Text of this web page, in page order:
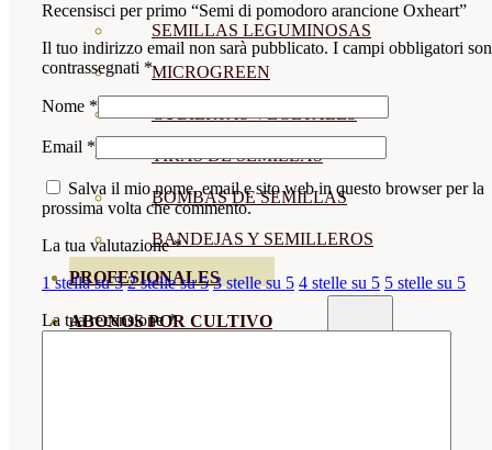
SEMILLAS LEGUMINOSAS
MICROGREEN
CUBIERTAS VEGETALES
TIRAS DE SEMILLAS
BOMBAS DE SEMILLAS
BANDEJAS Y SEMILLEROS
PROFESIONALES
ABONOS POR CULTIVO
Recensisci per primo “Semi di pomodoro arancione Oxheart”
Il tuo indirizzo email non sarà pubblicato. I campi obbligatori
contrassegnati *
Nome *
Email *
Salva il mio nome, email e sito web in questo browser per la
prossima volta che commento.
La tua valutazione*
1 stella su 5 2 stelle su 5 3 stelle su 5 4 stelle su 5 5 stelle su 5
La tua recensione*